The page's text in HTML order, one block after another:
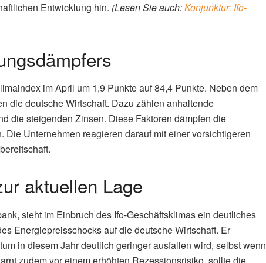
Entwicklung hin. (Lesen Sie auch:Konjunktur: Ifo-
im April um 1,9 Punkte auf 84,4 Punkte. Neben dem
die deutsche Wirtschaft. Dazu zählen anhaltende
die steigenden Zinsen. Diese Faktoren dämpfen die
Unternehmen reagieren darauf mit einer vorsichtigeren
aktuellen Lage
sieht im Einbruch des Ifo-Geschäftsklimas ein deutliches
Energiepreisschocks auf die deutsche Wirtschaft. Er
in diesem Jahr deutlich geringer ausfallen wird, selbst wenn